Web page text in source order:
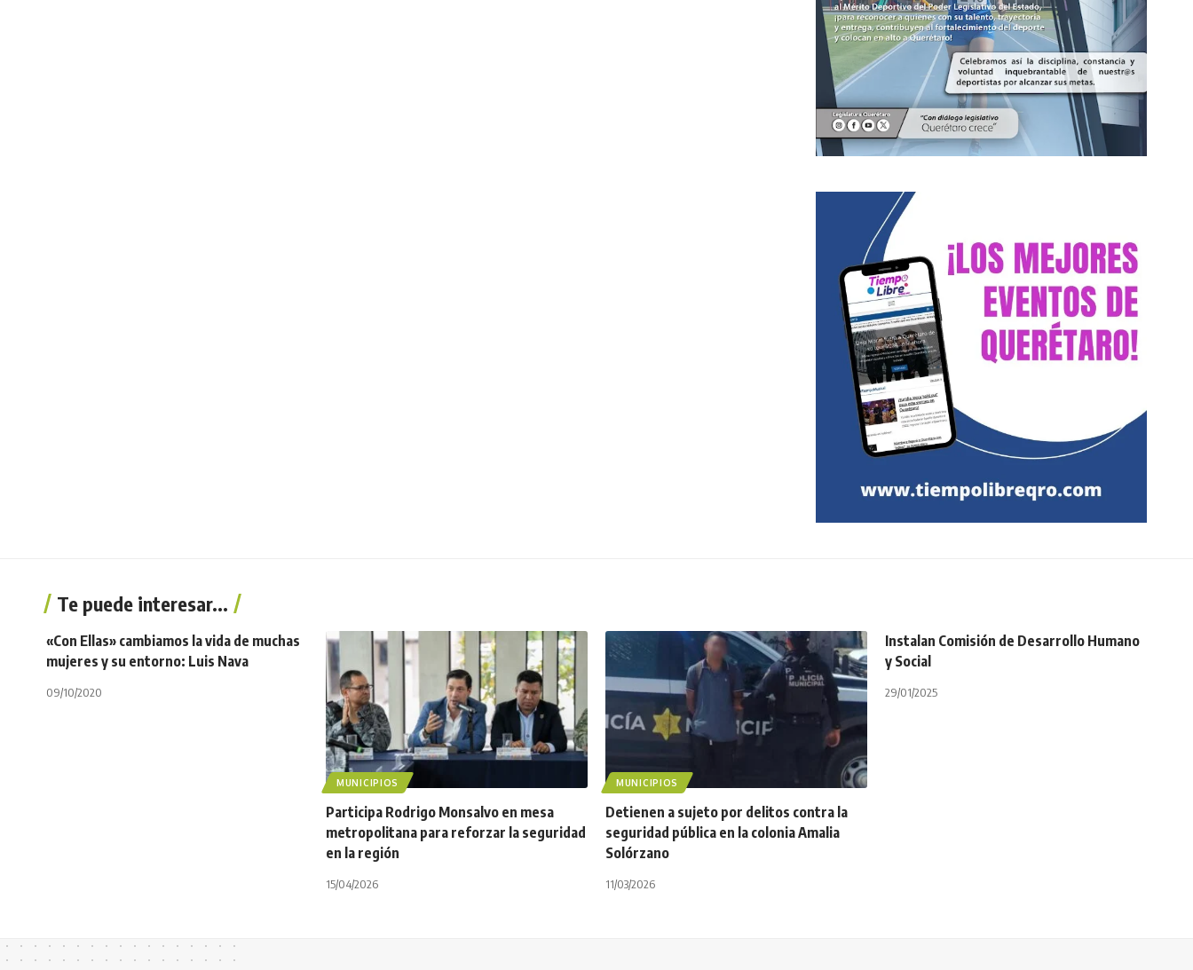
Te puede interesar...
«Con Ellas» cambiamos la vida de muchas
mujeres y su entorno: Luis Nava
09/10/2020
MUNICIPIOS
Participa Rodrigo Monsalvo en mesa
metropolitana para reforzar la seguridad
en la región
15/04/2026
MUNICIPIOS
Detienen a sujeto por delitos contra la
seguridad pública en la colonia Amalia
Solórzano
11/03/2026
Instalan Comisión de Desarrollo Humano
y Social
29/01/2025